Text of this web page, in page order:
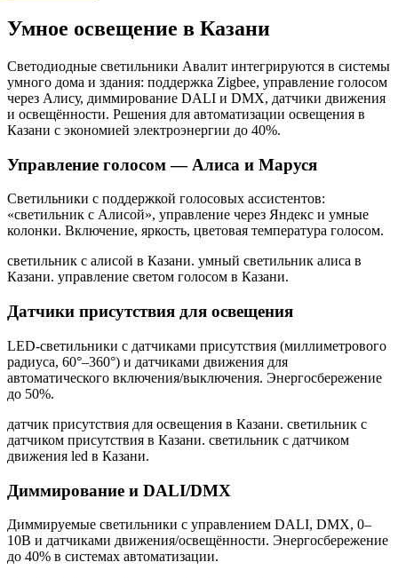
Умное освещение в Казани
Светодиодные светильники Авалит интегрируются в системы
умного дома и здания: поддержка Zigbee, управление голосом
через Алису, диммирование DALI и DMX, датчики движения
и освещённости. Решения для автоматизации освещения в
Казани с экономией электроэнергии до 40%.
Управление голосом — Алиса и Маруся
Светильники с поддержкой голосовых ассистентов:
«светильник с Алисой», управление через Яндекс и умные
колонки. Включение, яркость, цветовая температура голосом.
светильник с алисой в Казани. умный светильник алиса в
Казани. управление светом голосом в Казани.
Датчики присутствия для освещения
LED-светильники с датчиками присутствия (миллиметрового
радиуса, 60°–360°) и датчиками движения для
автоматического включения/выключения. Энергосбережение
до 50%.
датчик присутствия для освещения в Казани. светильник с
датчиком присутствия в Казани. светильник с датчиком
движения led в Казани.
Диммирование и DALI/DMX
Диммируемые светильники с управлением DALI, DMX, 0–
10В и датчиками движения/освещённости. Энергосбережение
до 40% в системах автоматизации.